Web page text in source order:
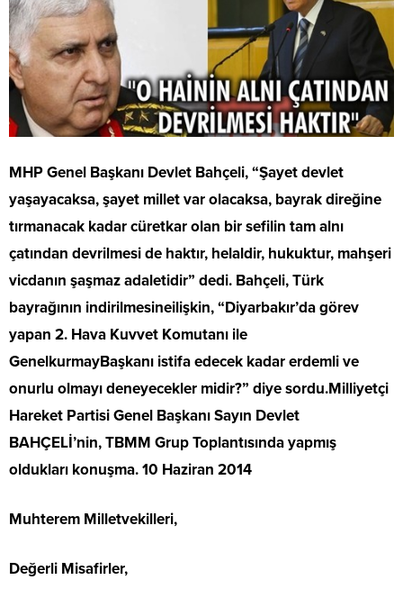
MHP Genel Başkanı Devlet Bahçeli, “Şayet devlet
yaşayacaksa, şayet millet var olacaksa, bayrak direğine
tırmanacak kadar cüretkar olan bir sefilin tam alnı
çatından devrilmesi de haktır, helaldir, hukuktur, mahşeri
vicdanın şaşmaz adaletidir” dedi. Bahçeli, Türk
bayrağının indirilmesineilişkin, “Diyarbakır’da görev
yapan 2. Hava Kuvvet Komutanı ile
GenelkurmayBaşkanı istifa edecek kadar erdemli ve
onurlu olmayı deneyecekler midir?” diye sordu.Milliyetçi
Hareket Partisi Genel Başkanı Sayın Devlet
BAHÇELİ’nin, TBMM Grup Toplantısında yapmış
oldukları konuşma. 10 Haziran 2014
Muhterem Milletvekilleri,
Değerli Misafirler,